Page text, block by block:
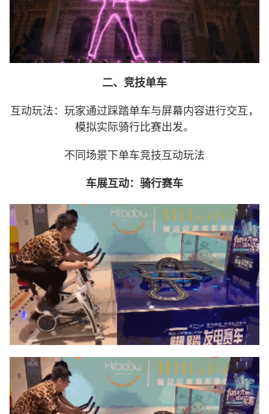
二、竞技单车
互动玩法：玩家通过踩踏单车与屏幕内容进行交互，
模拟实际骑行比赛出发。
不同场景下单车竞技互动玩法
车展互动：骑行赛车